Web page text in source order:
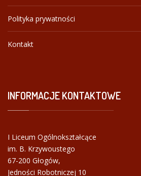
Polityka prywatności
Kontakt
INFORMACJEKONTAKTOWE
I Liceum Ogólnokształcące
im. B. Krzywoustego
67-200 Głogów,
Jedności Robotniczej 10